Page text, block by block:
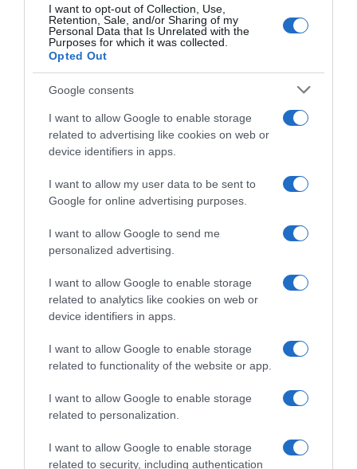
I want to opt-out of Collection, Use,
Retention, Sale, and/or Sharing of my
Personal Data that Is Unrelated with the
Purposes for which it was collected.
Opted Out
Google consents
I want to allow Google to enable storage
related to advertising like cookies on web or
device identifiers in apps.
I want to allow my user data to be sent to
Google for online advertising purposes.
I want to allow Google to send me
personalized advertising.
I want to allow Google to enable storage
related to analytics like cookies on web or
device identifiers in apps.
I want to allow Google to enable storage
related to functionality of the website or app.
I want to allow Google to enable storage
related to personalization.
I want to allow Google to enable storage
related to security, including authentication
LIFESTYLE
LIFESTYLE
Οι Queens Of The Stone Age
δημιούργησαν τηλεφωνική γραμμή…